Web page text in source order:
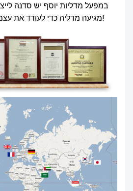
במפעל מדליות יוסף יש סדנה
מגיעה מדליה כדי לעודד את עצמו ולעודד את עצמו!